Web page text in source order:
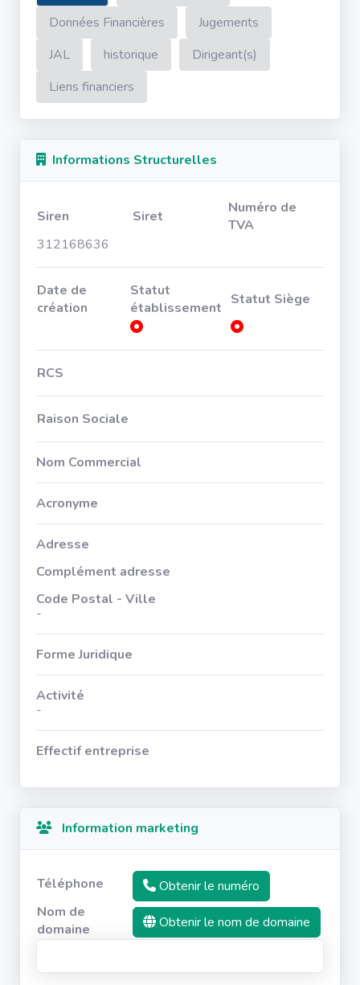
Données Financières
Jugements
JAL
historique
Dirigeant(s)
Liens financiers
Informations Structurelles
Siren Siret
Numéro de
TVA
312168636
Date de
création
Statut
établissement Statut Siège
RCS
Raison Sociale
Nom Commercial
Acronyme
Adresse
Complément adresse
Code Postal - Ville
-
Forme Juridique
Activité
-
Effectif entreprise
Information marketing
Téléphone
Obtenir le numéro
Nom de
domaine
Obtenir le nom de domaine